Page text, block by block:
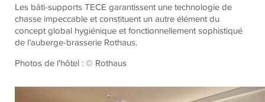
Les bâti-supports TECE garantissent une technologie de
chasse impeccable et constituent un autre élément du
concept global hygiénique et fonctionnellement sophistiqué
de l’auberge-brasserie Rothaus.
Photos de l'hôtel : © Rothaus